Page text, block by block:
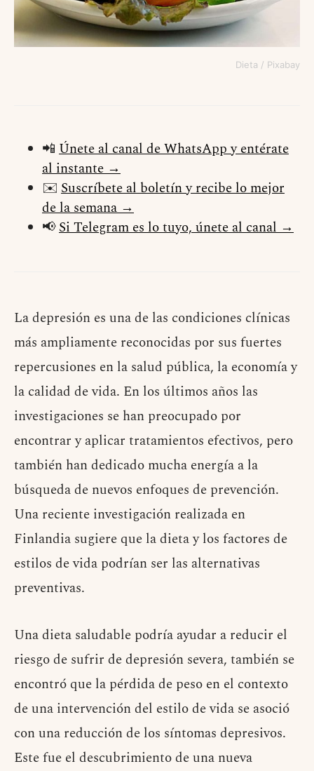
Dieta / Pixabay
📲 Únete al canal de WhatsApp y entérate
al instante →
✉️ Suscríbete al boletín y recibe lo mejor
de la semana →
📢Si Telegram es lo tuyo, únete al canal →
La depresión es una de las condiciones clínicas
más ampliamente reconocidas por sus fuertes
repercusiones en la salud pública, la economía y
la calidad de vida. En los últimos años las
investigaciones se han preocupado por
encontrar y aplicar tratamientos efectivos, pero
también han dedicado mucha energía a la
búsqueda de nuevos enfoques de prevención.
Una reciente investigación realizada en
Finlandia sugiere que la dieta y los factores de
estilos de vida podrían ser las alternativas
preventivas.
Una dieta saludable podría ayudar a reducir el
riesgo de sufrir de depresión severa, también se
encontró que la pérdida de peso en el contexto
de una intervención del estilo de vida se asoció
con una reducción de los síntomas depresivos.
Este fue el descubrimiento de una nueva